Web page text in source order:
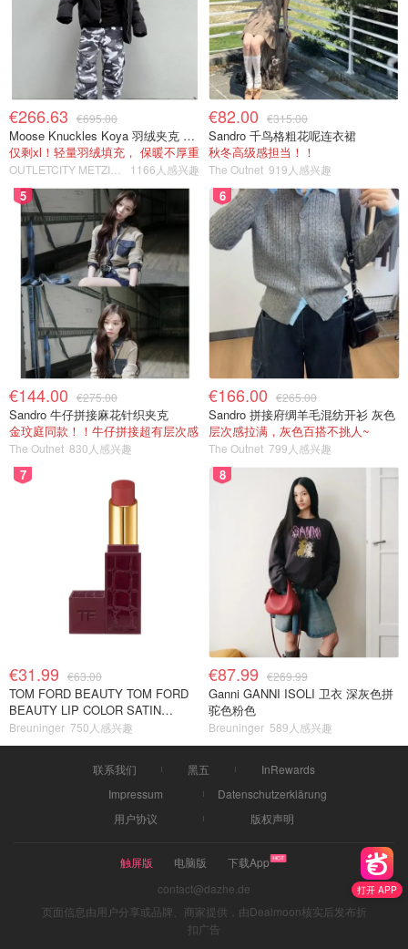
打开 APP
€266.63 €695.00
Moose Knuckles Koya 羽绒夹克 黑色
仅剩xl！轻量羽绒填充， 保暖不厚重
1166人感兴趣
€82.00 €315.00
Sandro 千鸟格粗花呢连衣裙
秋冬高级感担当！！
The Outnet 919人感兴趣
5
€144.00 €275.00
Sandro 牛仔拼接麻花针织夹克
金玟庭同款！！牛仔拼接超有层次感
The Outnet 830人感兴趣
6
€166.00 €265.00
Sandro 拼接府绸羊毛混纺开衫 灰色
层次感拉满，灰色百搭不挑人~
The Outnet 799人感兴趣
7
€31.99 €63.00
TOM FORD BEAUTY TOM FORD
BEAUTY LIP COLOR SATIN
MATTE 裸玫瑰口红
Breuninger 750人感兴趣
8
€87.99 €269.99
Ganni GANNI ISOLI 卫衣 深灰色拼
驼色粉色
Breuninger 589人感兴趣
联系我们 黑五
InRewards
Impressum
Datenschutzerklärung
用户协议
版权声明
触屏版 电脑版
下载App
contact@dazhe.de
页面信息由用户分享或品牌、商家提供，由Dealmoon核实后发布折
扣广告